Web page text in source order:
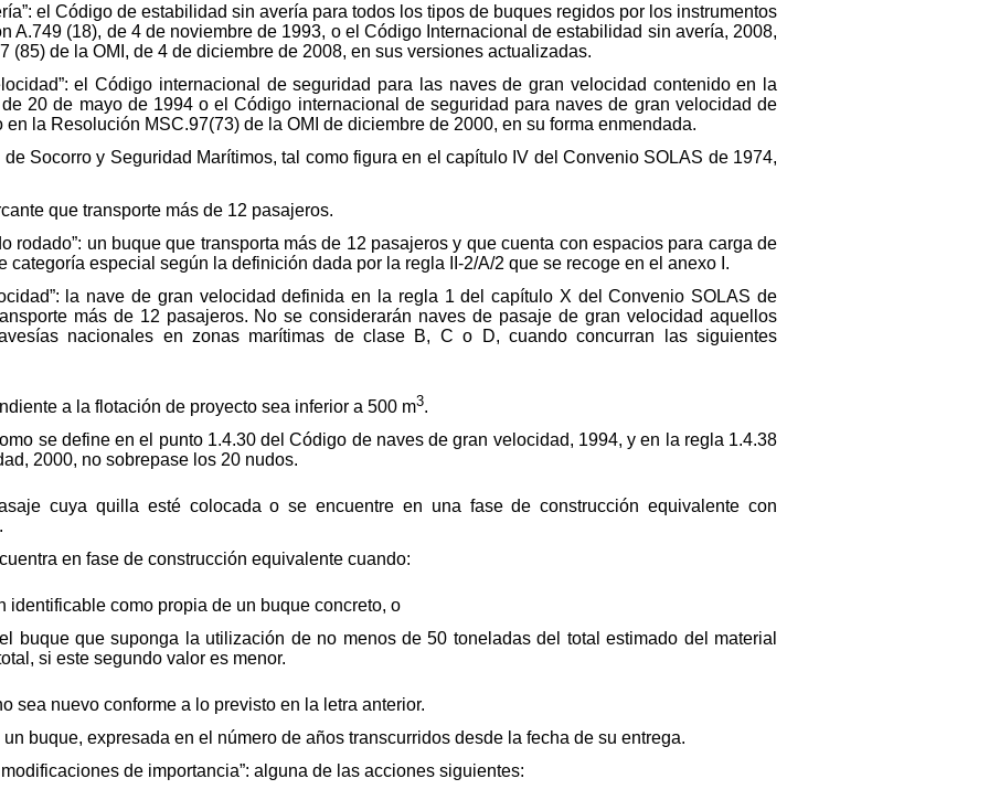
el Código de estabilidad sin avería para todos los tipos de buques regidos por los instrumentos
A.749 (18), de 4 de noviembre de 1993, o el Código Internacional de estabilidad sin avería, 2008,
(85) de la OMI, de 4 de diciembre de 2008, en sus versiones actualizadas.
el Código internacional de seguridad para las naves de gran velocidad contenido en la
20 de mayo de 1994 o el Código internacional de seguridad para naves de gran velocidad de
la Resolución MSC.97(73) de la OMI de diciembre de 2000, en su forma enmendada.
de Socorro y Seguridad Marítimos, tal como figura en el capítulo IV del Convenio SOLAS de 1974,
que transporte más de 12 pasajeros.
rodado”: un buque que transporta más de 12 pasajeros y que cuenta con espacios para carga de
categoría especial según la definición dada por la regla II-2/A/2 que se recoge en el anexo I.
la nave de gran velocidad definida en la regla 1 del capítulo X del Convenio SOLAS de
más de 12 pasajeros. No se considerarán naves de pasaje de gran velocidad aquellos
nacionales en zonas marítimas de clase B, C o D, cuando concurran las siguientes
a la flotación de proyecto sea inferior a 500 m3.
se define en el punto 1.4.30 del Código de naves de gran velocidad, 1994, y en la regla 1.4.38
2000, no sobrepase los 20 nudos.
cuya quilla esté colocada o se encuentre en una fase de construcción equivalente con
en fase de construcción equivalente cuando:
identificable como propia de un buque concreto, o
buque que suponga la utilización de no menos de 50 toneladas del total estimado del material
si este segundo valor es menor.
sea nuevo conforme a lo previsto en la letra anterior.
buque, expresada en el número de años transcurridos desde la fecha de su entrega.
de importancia”: alguna de las acciones siguientes: